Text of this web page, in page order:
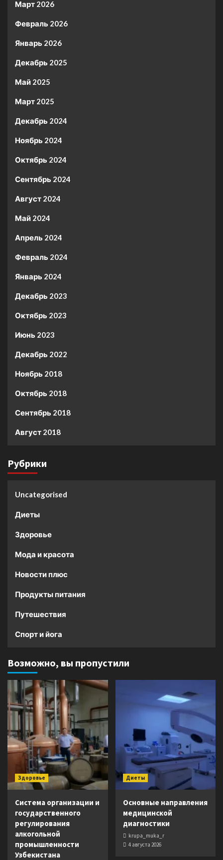
Март 2026
Февраль 2026
Январь 2026
Декабрь 2025
Май 2025
Март 2025
Декабрь 2024
Ноябрь 2024
Октябрь 2024
Сентябрь 2024
Август 2024
Май 2024
Апрель 2024
Февраль 2024
Январь 2024
Декабрь 2023
Октябрь 2023
Июнь 2023
Декабрь 2022
Ноябрь 2018
Октябрь 2018
Сентябрь 2018
Август 2018
Рубрики
Uncategorised
Диеты
Здоровье
Мода и красота
Новости плюс
Продукты питания
Путешествия
Спорт и йога
Возможно, вы пропустили
Здоровье
Система организации и
государственного
регулирования
алкогольной
промышленности
Узбекистана
Диеты
Основные направления
медицинской
диагностики
krupa_muka_r
4 августа 2026